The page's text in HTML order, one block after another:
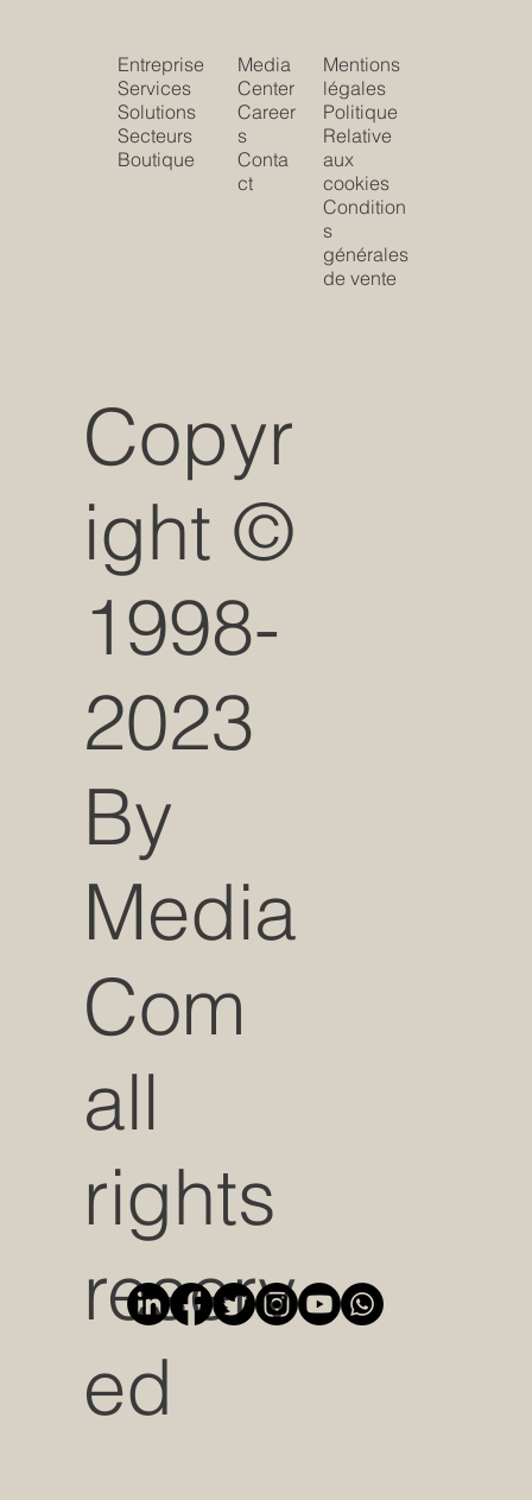
Copyr
ight ©
1998-
2023
By
Media
Com
all
rights
reserv
ed
Entreprise
Services
Solutions
Secteurs
Boutique
Media
Center
Career
s
Conta
ct
Mentions
légales
Politique
Relative
aux
cookies
Condition
s
générales
de vente